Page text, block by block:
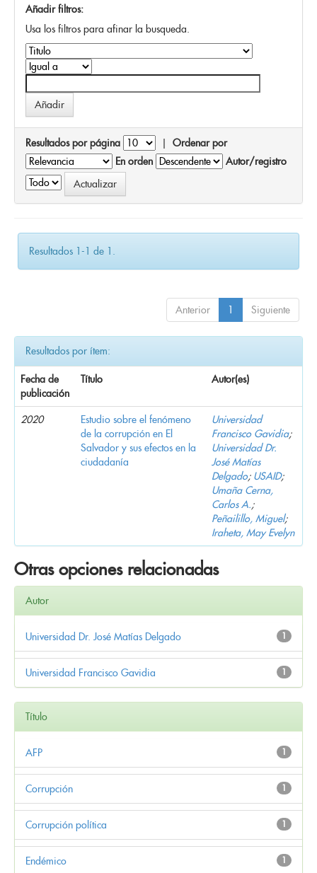
Añadir filtros:
Usa los filtros para afinar la busqueda.
Resultados por página | Ordenar por
En orden
Autor/registro
Resultados 1-1 de 1.
Anterior 1 Siguiente
Resultados por ítem:
Fecha de
publicación
Título Autor(es)
2020
Estudio sobre el fenómeno
de la corrupción en El
Salvador y sus efectos en la
ciudadanía
Universidad
Francisco Gavidia;
Universidad Dr.
José Matías
Delgado; USAID;
Umaña Cerna,
Carlos A.;
Peñailillo, Miguel;
Iraheta, May Evelyn
Otras opciones relacionadas
Autor
1
Universidad Dr. José Matías Delgado
1
Universidad Francisco Gavidia
Título
1
AFP
1
Corrupción
1
Corrupción política
1
Endémico